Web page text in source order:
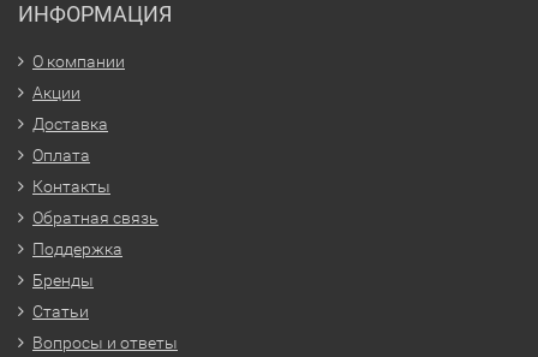
ИНФОРМАЦИЯ
О компании
Акции
Доставка
Оплата
Контакты
Обратная связь
Поддержка
Бренды
Статьи
Вопросы и ответы